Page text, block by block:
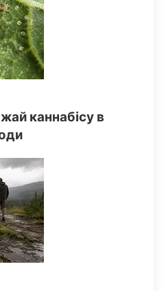
каннабісу в